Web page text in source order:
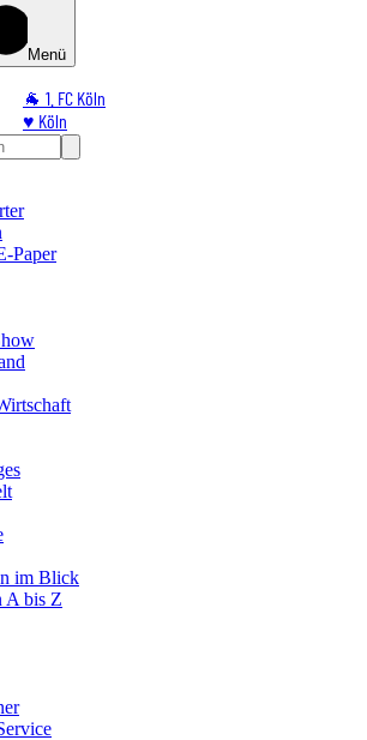
Menü
🐐 1. FC Köln
♥️ Köln
⭐ Promi
🛒 Shoppingwelt
Paper
im Blick
A bis Z